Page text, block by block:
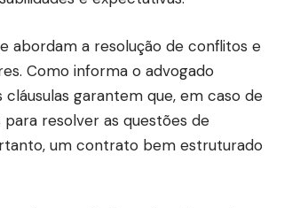
abordam a resolução de conflitos e
Como informa o advogado
cláusulas garantem que, em caso de
resolver as questões de
um contrato bem estruturado